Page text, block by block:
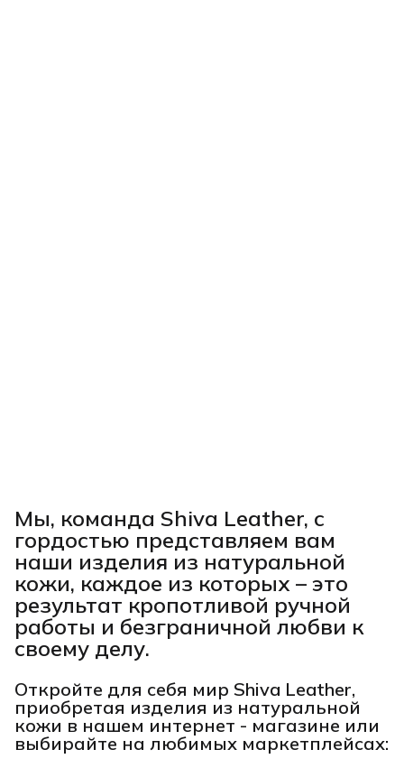
Мы, команда Shiva Leather, с
гордостью представляем вам
наши изделия из натуральной
кожи, каждое из которых – это
результат кропотливой ручной
работы и безграничной любви к
своему делу.
Откройте для себя мир Shiva Leather,
приобретая изделия из натуральной
кожи в нашем интернет - магазине или
выбирайте на любимых маркетплейсах: